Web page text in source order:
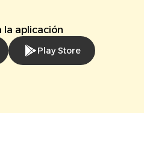
la aplicación
Play Store